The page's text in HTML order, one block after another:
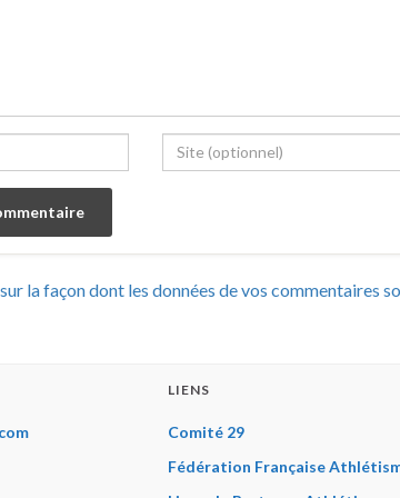
la façon dont les données de vos commentaires
LIENS
Comité 29
Fédération Française